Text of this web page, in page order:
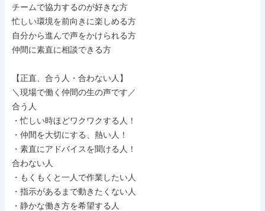
チームで協力するのが好きな方
忙しい環境を前向きに楽しめる方
自分から進んで声をかけられる方
仲間に素直に相談できる方
【正直、合う人・合わない人】
＼現場で働く仲間の生の声です／
合う人
・忙しい時ほどワクワクする人！
・仲間を大切にする、熱い人！
・素直にアドバイスを聞ける人！
合わない人
・もくもくと一人で作業したい人
・指示があるまで動きたくない人
・静かな働き方を希望する人